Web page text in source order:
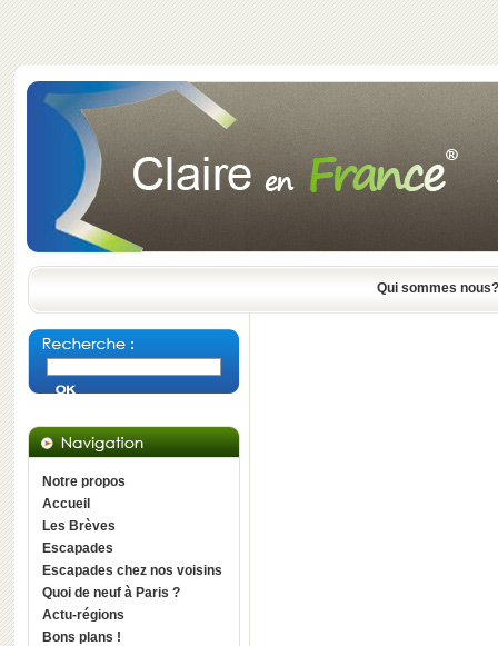
Qui sommes nous?
Notre propos
Accueil
Les Brèves
Escapades
Escapades chez nos voisins
Quoi de neuf à Paris ?
Actu-régions
Bons plans !